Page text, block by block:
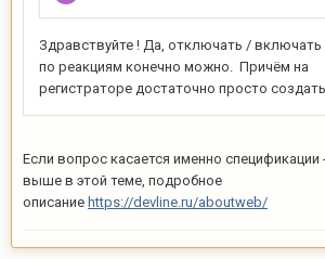
Если вопрос касается именно
выше в этой теме, подробное
описание https://devline.ru/aboutweb/